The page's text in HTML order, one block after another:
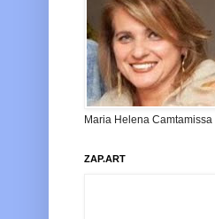
Maria Helena Camtamissa
ZAP.ART